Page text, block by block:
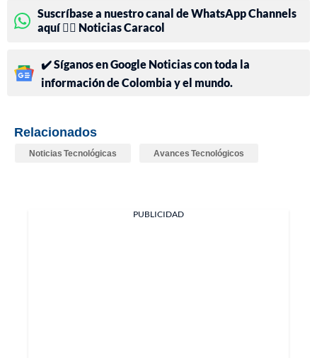
Suscríbase a nuestro canal de WhatsApp Channels
aquí 👉🏻 Noticias Caracol
✔️ Síganos en Google Noticias con toda la
información de Colombia y el mundo.
Relacionados
Noticias Tecnológicas Avances Tecnológicos
PUBLICIDAD